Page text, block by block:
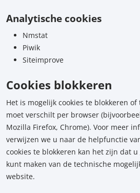
Analytische cookies
Nmstat
Piwik
Siteimprove
Cookies blokkeren
Het is mogelijk cookies te blokkeren
moet verschilt per browser
Mozilla Firefox, Chrome). Voor meer
verwijzen we u naar de helpfunctie
cookies te blokkeren kan het zijn dat
kunt maken van de technische
website.